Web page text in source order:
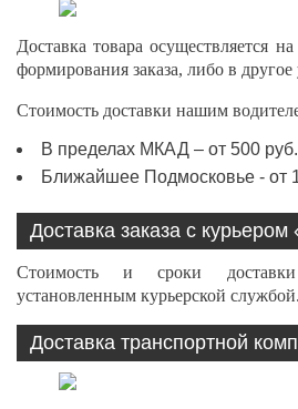
Доставка товара осуществляется
формирования заказа, либо в
Стоимость доставки нашим
В пределах МКАД – от 500 руб.
Ближайшее Подмосковье - от
Доставка заказа с
Стоимость и сроки
установленным курьерской службой.
Доставка транспортной